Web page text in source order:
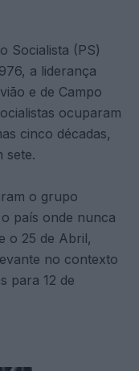
Socialista (PS)
a liderança
e de Campo
ocuparam
cinco décadas,
sete.
o grupo
país onde nunca
o 25 de Abril,
no contexto
para 12 de